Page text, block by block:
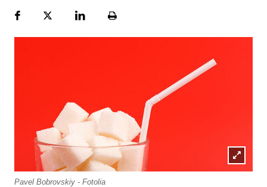
FacebookPlattformLinekdInSeite
Lightbox
Pavel Bobrovskiy - Fotolia